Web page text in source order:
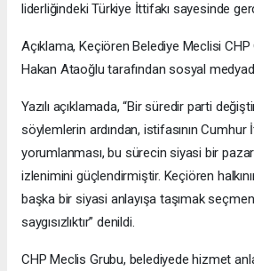
liderliğindeki Türkiye İttifakı sayesinde
Açıklama, Keçiören Belediye Meclisi
Hakan Ataoğlu tarafından sosyal
Yazılı açıklamada, “Bir süredir parti
söylemlerin ardından, istifasının Cumhur
yorumlanması, bu sürecin siyasi bir
izlenimini güçlendirmiştir. Keçiören
başka bir siyasi anlayışa taşımak
saygısızlıktır” denildi.
CHP Meclis Grubu, belediyede hizmet